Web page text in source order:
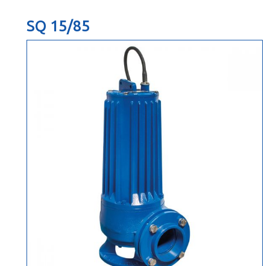
SQ 15/85